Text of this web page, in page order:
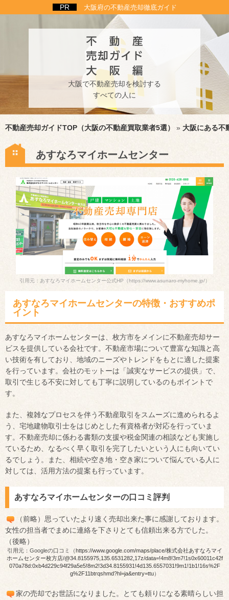
大阪府の不動産売却徹底ガイド
大阪で不動産売却を検討する
すべての人に
不動産売却ガイドTOP（大阪の不動産買取業者5選） » 大阪にある不
あすなろマイホームセンター
引用元：あすなろマイホームセンター公式HP （https://www.asunaro-myhome.jp/）
あすなろマイホームセンターの特徴・おすすめポ
イント
あすなろマイホームセンターは、枚方市をメインに不動産売却サー
ビスを提供している会社です。不動産市場について豊富な知識と高
い技術を有しており、地域のニーズやトレンドをもとに適した提案
を行っています。会社のモットーは「誠実なサービスの提供」で、
取引で生じる不安に対しても丁寧に説明しているのもポイントで
す。
また、複雑なプロセスを伴う不動産取引をスムーズに進められるよ
う、宅地建物取引士をはじめとした有資格者が対応を行っていま
す。不動産売却に係わる書類の支援や税金関連の相談なども実施し
ているため、なるべく早く取引を完了したいという人にも向いてい
るでしょう。また、相続や空き地・空き家について悩んでいる人に
対しては、活用方法の提案も行っています。
あすなろマイホームセンターの口コミ評判
（前略）思っていたより速く売却出来た事に感謝しております。
女性の担当者でまめに連絡を下さりとても信頼出来る方でした。
（後略）
引用元：Googleの口コミ（ https://www.google.com/maps/place/株式会社あすなろマイ
ホームセンター枚方店/@34.8155975,135.6531282,17z/data=!4m8!3m7!1s0x60011c42f
070a78d:0xb4d229c94f29a5e5!8m2!3d34.8155931!4d135.6557031!9m1!1b1!16s%2F
g%2F11btrqshmd?hl=ja&entry=ttu）
家の売却でお世話になりました。とても頼りになる素晴らしい担